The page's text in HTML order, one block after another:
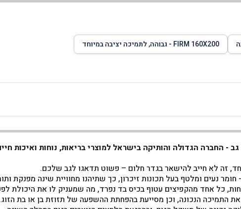
FIRM 160X200 - גבוהה, לתמיכה יציבה במיוחד
זה לא חייב להישאר בגדר חלום – פשוט תדאגו לגב שלכם.
התמיכה הנכונה, וכן מסייעת בהפחתת ההשפעה של תזוזת בן או בת הזוג.